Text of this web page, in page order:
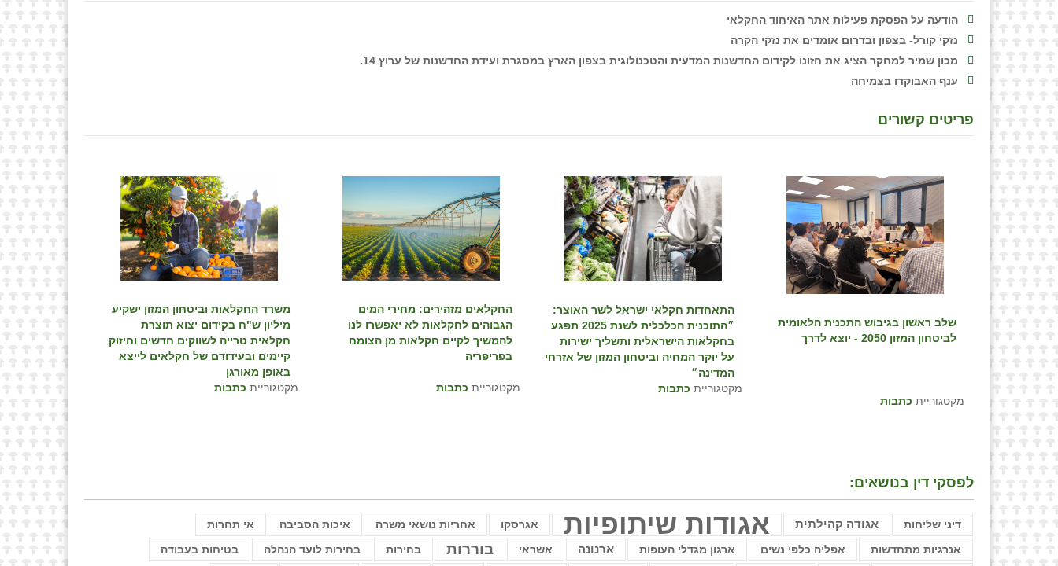
הודעה על הפסקת פעילות אתר האיחוד החקלאי
נזקי קורל- בצפון ובדרום אומדים את נזקי הקרה
מכון שמיר למחקר הציג את חזונו לקידום החדשנות המדעית והטכנולוגית בצפון הארץ במסגרת ועידת החדשנות של ערוץ 14.
ענף האבוקדו בצמיחה
פריטים קשורים
משרד החקלאות וביטחון המזון ישקיע
מיליון ש"ח בקידום יצוא תוצרת
חקלאית טרייה לשווקים חדשים וחיזוק
קיימים ובעידודם של חקלאים לייצא
באופן מאורגן
מקטגוריית כתבות
⁨החקלאים מזהירים: מחירי המים
הגבוהים לחקלאות לא יאפשרו לנו
להמשיך לקיים חקלאות מן הצומח
בפריפריה⁩
מקטגוריית כתבות
התאחדות חקלאי ישראל לשר האוצר:
״התוכנית הכלכלית לשנת 2025 תפגע
בחקלאות הישראלית ותשליך ישירות
על יוקר המחיה וביטחון המזון של אזרחי
המדינה״
מקטגוריית כתבות
שלב ראשון בגיבוש התכנית הלאומית
לביטחון המזון 2050 - יוצא לדרך
מקטגוריית כתבות
לפסקי דין בנושאים:
ֿדיני שליחות אגודה קהילתית אגודות שיתופיות אגרסקו אחריות נושאי משרה איכות הסביבה
אי תחרות
אנרגיות מתחדשות
אפליה כלפי נשים ארגון מגדלי העופות ארנונה אשראי בוררות בחירות בחירות לועד הנהלה
בטיחות בעבודה